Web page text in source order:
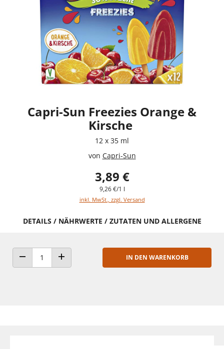
Capri-Sun Freezies Orange &
Kirsche
12 x 35 ml
von Capri-Sun
3,89 €
9,26 €/1 l
inkl. MwSt., zzgl. Versand
DETAILS / NÄHRWERTE / ZUTATEN UND ALLERGENE
ANZAHL VERRINGERNANZAHL ERHÖHEN
IN DEN WARENKORB